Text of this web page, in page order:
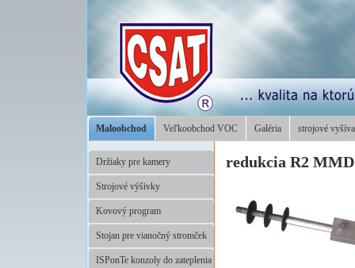
Maloobchod Veľkoobchod VOC Galéria strojové
Držiaky pre kamery
Strojové výšivky
Kovový program
Stojan pre vianočný stromček
ISPonTe konzoly do zateplenia
redukcia R2